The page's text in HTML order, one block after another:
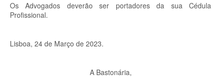
Os Advogados deverão ser portadores da sua Cédula
Profissional.
Lisboa, 24 de Março de 2023.
A Bastonária,